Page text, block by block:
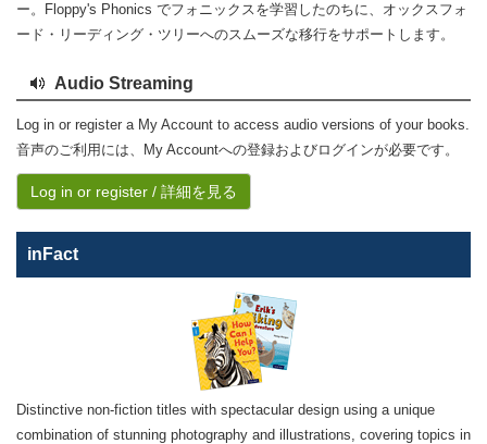
ー。Floppy's Phonics でフォニックスを学習したのちに、オックスフォ
ード・リーディング・ツリーへのスムーズな移行をサポートします。
Audio Streaming
Log in or register a My Account to access audio versions of your books.
音声のご利用には、My Accountへの登録およびログインが必要です。
Log in or register / 詳細を見る
inFact
Distinctive non-fiction titles with spectacular design using a unique
combination of stunning photography and illustrations, covering topics in